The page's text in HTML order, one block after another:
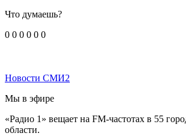
Что думаешь?
0 0 0 0 0 0
Новости СМИ2
Мы в эфире
«Радио 1» вещает на FM-частотах в 55
области.